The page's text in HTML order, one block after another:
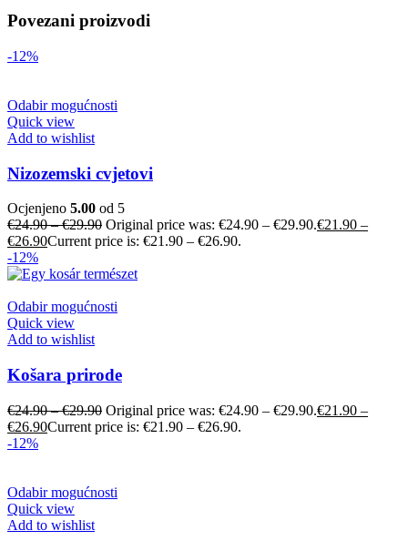
Povezani proizvodi
-12%
Odabir mogućnosti
Quick view
Add to wishlist
Nizozemski cvjetovi
Ocjenjeno 5.00 od 5
€24.90–€29.90 Original price was: €24.90 – €29.90.€21.90 –
€26.90Current price is: €21.90 – €26.90.
-12%
Odabir mogućnosti
Quick view
Add to wishlist
Košara prirode
€24.90–€29.90 Original price was: €24.90 – €29.90.€21.90 –
€26.90Current price is: €21.90 – €26.90.
-12%
Odabir mogućnosti
Quick view
Add to wishlist